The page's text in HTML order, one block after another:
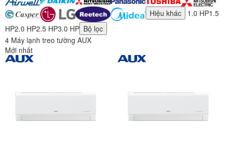
Hiệu khác 1.0 HP1.5
HP2.0 HP2.5 HP3.0 HP Bộ lọc
4 Máy lạnh treo tường AUX
Mới nhất